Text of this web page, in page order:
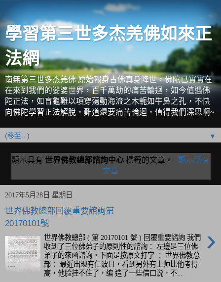
學習第三世多杰羌佛如來正
法網
南無第三世多杰羌佛 原始報身古佛真身降世，佛陀已實實在
在來到我們的娑婆世界，百千萬劫的痛苦輪迴，如今值遇佛
陀正法，如盲龜難以項穿蕩動海流之木軛如牛鼻之孔，不快
向佛陀學習正法解脫，難道還要痛苦輪迴，值得我們深思啊~
▼
顯示具有 世界佛教總部諮詢中心標籤的文章。
顯示所有
文章
2017年5月28日 星期日
世界佛教總部回覆重要諮詢第
20170101號
›
世界佛教總部 ( 第 20170101 號 ) 回覆重要諮詢 我們
收到了三位佛弟子的原則性的諮詢： 左邊是三位佛
弟子的來函諮詢。下面是按原文打字 ： 世界佛教总
部： 最近出现有仁波且，看到另外有上师比他考得
高，他脸挂不住了，编 造了一些借口说，不...